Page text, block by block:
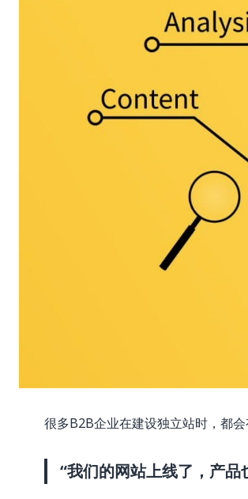
很多B2B企业在建设独立站时，都会
“我们的网站上线了，产